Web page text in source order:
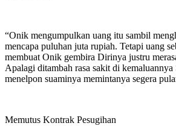
“Onik mengumpulkan uang itu sambil
mencapa puluhan juta rupiah. Tetapi uang
membuat Onik gembira Dirinya justru
Apalagi ditambah rasa sakit di
menelpon suaminya memintanya segera
Memutus Kontrak Pesugihan